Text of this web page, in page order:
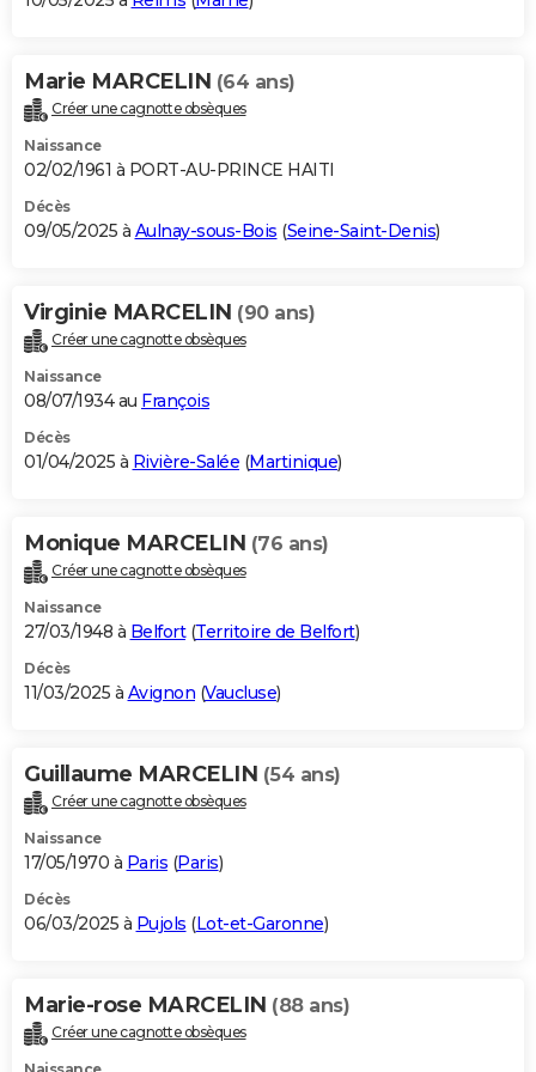
Marie MARCELIN (64 ans)
Créer une cagnotte obsèques
Naissance
02/02/1961 à PORT-AU-PRINCE HAITI
Décès
09/05/2025 à Aulnay-sous-Bois (Seine-Saint-Denis)
Virginie MARCELIN (90 ans)
Créer une cagnotte obsèques
Naissance
08/07/1934 au François
Décès
01/04/2025 à Rivière-Salée (Martinique)
Monique MARCELIN (76 ans)
Créer une cagnotte obsèques
Naissance
27/03/1948 à Belfort(Territoire de Belfort)
Décès
11/03/2025 à Avignon (Vaucluse)
Guillaume MARCELIN (54 ans)
Créer une cagnotte obsèques
Naissance
17/05/1970 à Paris (Paris)
Décès
06/03/2025 à Pujols (Lot-et-Garonne)
Marie-rose MARCELIN (88 ans)
Créer une cagnotte obsèques